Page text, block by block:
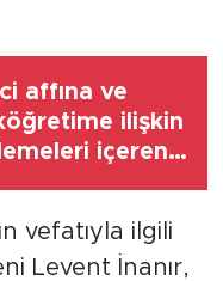
affına ve
ilişkin
içeren
vefatıyla ilgili
Levent İnanır,